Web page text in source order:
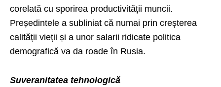
corelată cu sporirea productivității muncii.
Președintele a subliniat că numai prin creșterea
calității vieții și a unor salarii ridicate politica
demografică va da roade în Rusia.
Suveranitatea tehnologică